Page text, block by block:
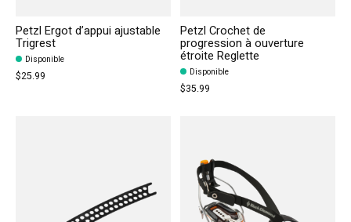
Petzl Ergot d’appui ajustable
Trigrest
Disponible
$25.99
Petzl Crochet de
progression à ouverture
étroite Reglette
Disponible
$35.99